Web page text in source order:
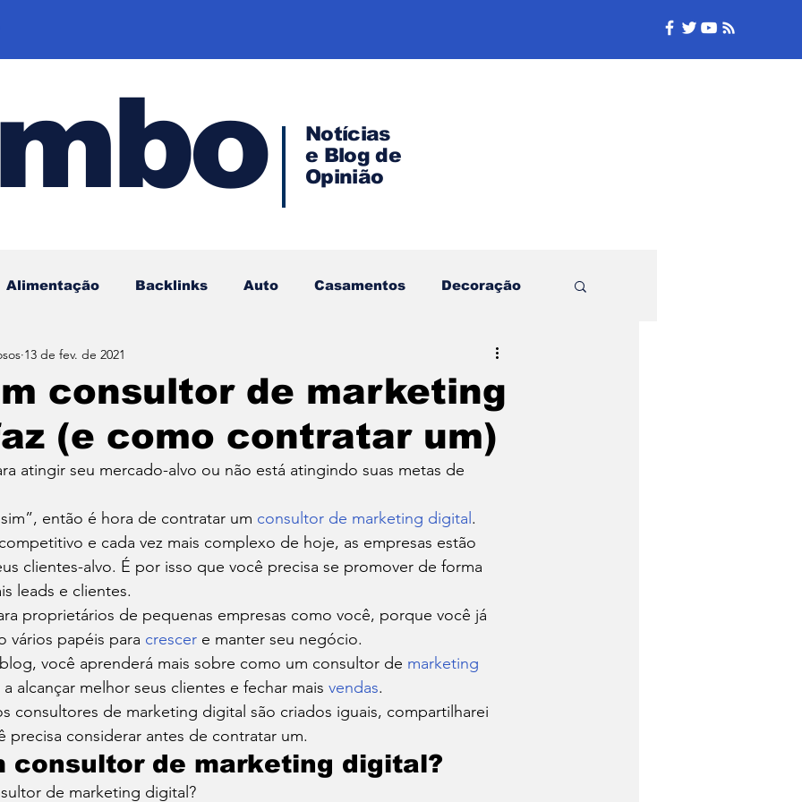
Notícias
e Blog de
Opinião
Alimentação Backlinks Auto Casamentos Decoração
Empreendedorismo
Sonho Saúde Marketing Trabalho Tecnologia
consultor de marketing
(e como contratar um)
13 de fev. de 2021
atingir seu mercado-alvo ou não está atingindo suas metas de
então é hora de contratar um consultor de marketing digital .
e cada vez mais complexo de hoje, as empresas estão
clientes-alvo. É por isso que você precisa se promover de forma
leads e clientes.
proprietários de pequenas empresas como você, porque você já
vários papéis para crescer e manter seu negócio.
você aprenderá mais sobre como um consultor de marketing
alcançar melhor seus clientes e fechar mais vendas.
consultores de marketing digital são criados iguais, compartilharei
precisa considerar antes de contratar um.
consultor de marketing digital?
de marketing digital?